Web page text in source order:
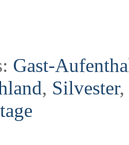
Gast-
, Silvester,